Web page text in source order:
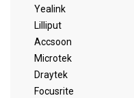
Yealink
Lilliput
Accsoon
Microtek
Draytek
Focusrite